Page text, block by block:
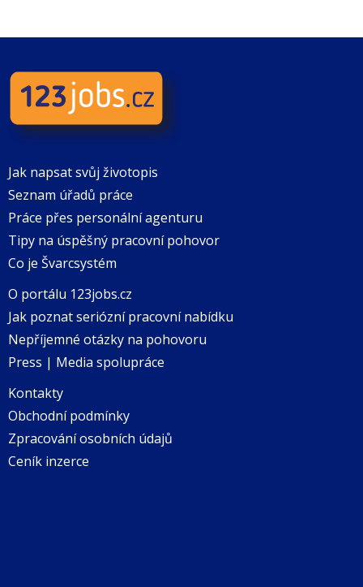
Jak napsat svůj životopis
Seznam úřadů práce
Práce přes personální agenturu
Tipy na úspěšný pracovní pohovor
Co je Švarcsystém
O portálu 123jobs.cz
Jak poznat seriózní pracovní nabídku
Nepříjemné otázky na pohovoru
Press | Media spolupráce
Kontakty
Obchodní podmínky
Zpracování osobních údajů
Ceník inzerce